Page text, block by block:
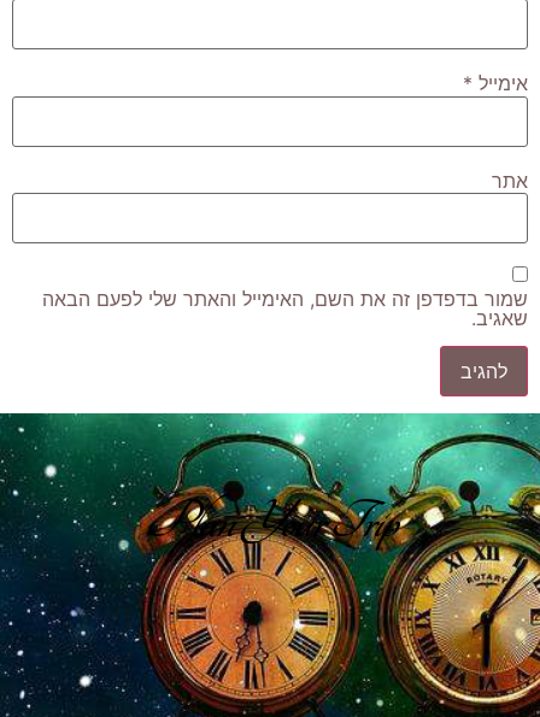
אימייל *
אתר
שמור בדפדפן זה את השם, האימייל והאתר שלי לפעם הבאה
שאגיב.
Plan Your Trip